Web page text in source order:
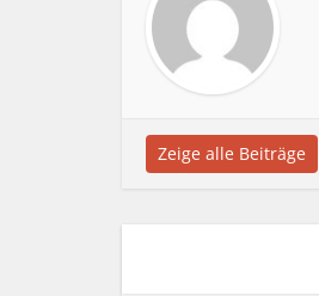
Zeige alle Beiträge